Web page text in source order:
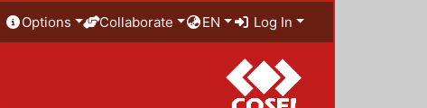
Options Collaborate EN Log In